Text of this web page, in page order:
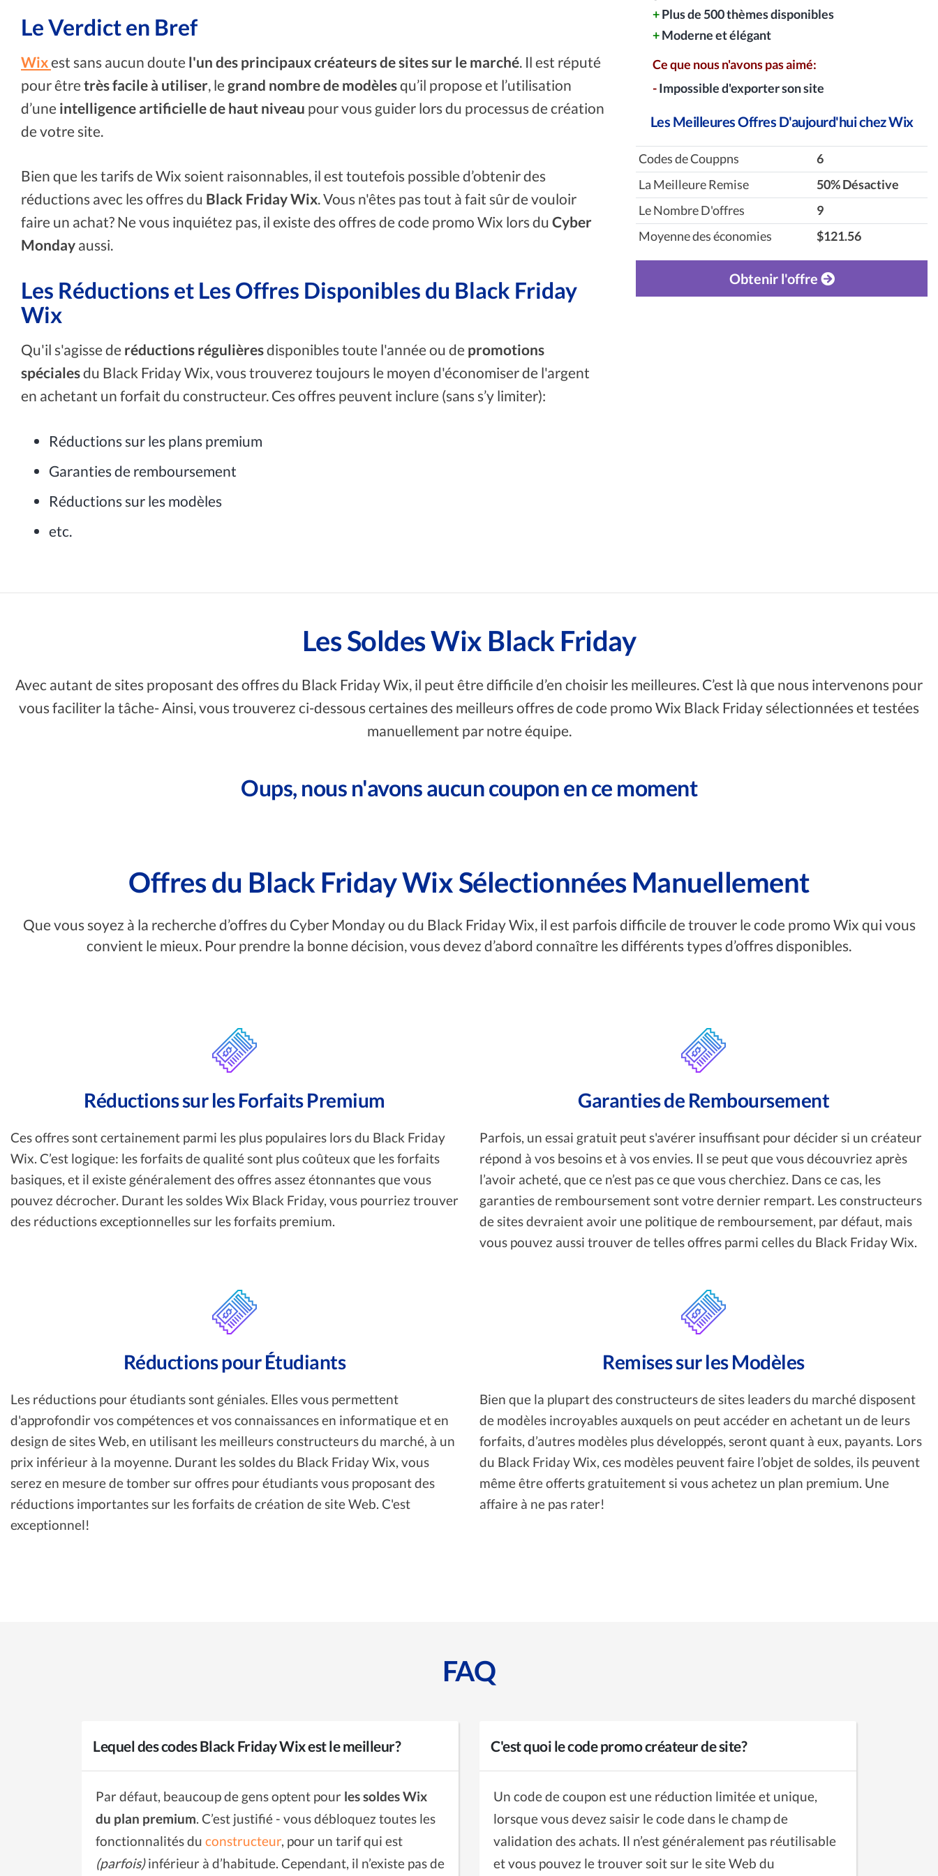
Le Verdict en Bref
Wixest sans aucun doute l'un des principaux créateurs de sites sur le marché. Il est réputé
pour être très facile à utiliser, le grand nombre de modèlesqu’il propose et l’utilisation
d’une intelligence artificielle de haut niveau pour vous guider lors du processus de création
de votre site.
Bien que les tarifs de Wix soient raisonnables, il est toutefois possible d’obtenir des
réductions avec les offres du Black Friday Wix. Vous n'êtes pas tout à fait sûr de vouloir
faire un achat? Ne vous inquiétez pas, il existe des offres de code promo Wix lors du Cyber ​​
Monday aussi.
Les Réductions et Les Offres Disponibles du Black Friday
Wix
Qu'il s'agisse de réductions régulièresdisponibles toute l'année ou de promotions
spécialesdu Black Friday Wix, vous trouverez toujours le moyen d'économiser de l'argent
en achetant un forfait du constructeur. Ces offres peuvent inclure (sans s’y limiter):
Réductions sur les plans premium
Garanties de remboursement
Réductions sur les modèles
etc.
+Plus de 500 thèmes disponibles
+Moderne et élégant
Ce que nous n'avons pas aimé:
-Impossible d'exporter son site
Les Meilleures Offres D'aujourd'hui chez Wix
Codes de Couppns
6
La Meilleure Remise
‎50% Désactive
Le Nombre D'offres
9
Moyenne des économies
$121.56
Obtenir l'offre
Les Soldes Wix Black Friday
Avec autant de sites proposant des offres du Black Friday Wix, il peut être difficile d’en choisir les meilleures. C’est là que nous intervenons pour
vous faciliter la tâche- Ainsi, vous trouverez ci-dessous certaines des meilleurs offres de code promo Wix Black Friday sélectionnées et testées
manuellement par notre équipe.
Oups, nous n'avons aucun coupon en ce moment
Offres du Black Friday Wix Sélectionnées Manuellement
Que vous soyez à la recherche d’offres du Cyber Monday ou du Black Friday Wix, il est parfois difficile de trouver le code promo Wix qui vous
convient le mieux. Pour prendre la bonne décision, vous devez d’abord connaître les différents types d’offres disponibles.
Réductions sur les Forfaits Premium
Ces offres sont certainement parmi les plus populaires lors du Black Friday
Wix. C’est logique: les forfaits de qualité sont plus coûteux que les forfaits
basiques, et il existe généralement des offres assez étonnantes que vous
pouvez décrocher. Durant les soldes Wix Black Friday, vous pourriez trouver
des réductions exceptionnelles sur les forfaits premium.
Garanties de Remboursement
Parfois, un essai gratuit peut s'avérer insuffisant pour décider si un créateur
répond à vos besoins et à vos envies. Il se peut que vous découvriez après
l’avoir acheté, que ce n’est pas ce que vous cherchiez. Dans ce cas, les
garanties de remboursement sont votre dernier rempart. Les constructeurs
de sites devraient avoir une politique de remboursement, par défaut, mais
vous pouvez aussi trouver de telles offres parmi celles du Black Friday Wix.
Réductions pour Étudiants
Les réductions pour étudiants sont géniales. Elles vous permettent
d'approfondir vos compétences et vos connaissances en informatique et en
design de sites Web, en utilisant les meilleurs constructeurs du marché, à un
prix inférieur à la moyenne. Durant les soldes du Black Friday Wix, vous
serez en mesure de tomber sur offres pour étudiants vous proposant des
réductions importantes sur les forfaits de création de site Web. C'est
exceptionnel!
Remises sur les Modèles
Bien que la plupart des constructeurs de sites leaders du marché disposent
de modèles incroyables auxquels on peut accéder en achetant un de leurs
forfaits, d’autres modèles plus développés, seront quant à eux, payants. Lors
du Black Friday Wix, ces modèles peuvent faire l’objet de soldes, ils peuvent
même être offerts gratuitement si vous achetez un plan premium. Une
affaire à ne pas rater!
FAQ
Lequel des codes Black Friday Wix est le meilleur?
Par défaut, beaucoup de gens optent pour les soldes Wix
du plan premium. C’est justifié - vous débloquez toutes les
fonctionnalités du constructeur, pour un tarif qui est
(parfois)inférieur à d’habitude. Cependant, il n’existe pas de
C'est quoi le code promo créateur de site?
Un code de coupon est une réduction limitée et unique,
lorsque vous devez saisir le code dans le champ de
validation des achats. Il n’est généralement pas réutilisable
et vous pouvez le trouver soit sur le site Web du